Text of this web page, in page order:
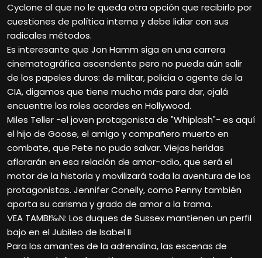
Cyclone al que no le queda otra opción que recibirlo por
cuestiones de política interna y debe lidiar con sus
radicales métodos.
Es interesante que Jon Hamm siga en una carrera
cinematográfica ascendente pero no pueda aún salir
de los papeles duros: de militar, policia o agente de la
CIA, digamos que tiene mucho más para dar, ojalá
encuentre los roles acordes en Hollywood.
Miles Teller -el joven protagonista de "Whiplash"- es aquí
el hijo de Goose, el amigo y compañero muerto en
combate, que Pete no pudo salvar. Viejas heridas
aflorarán en esa relación de amor-odio, que será el
motor de la historia y movilizará toda la aventura de los
protagonistas. Jennifer Conelly, como Penny también
aporta su carisma y grado de amor a la trama.
VEA TAMBI‰N: Los duques de Sussex mantienen un perfil
bajo en el Jubileo de Isabel II
Para los amantes de la adrenalina, las escenas de